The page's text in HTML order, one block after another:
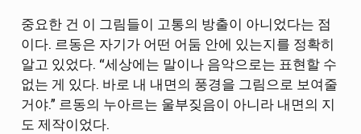
중요한 건 이 그림들이 고통의 방출이 아니었다는 점
이다. 르동은 자기가 어떤 어둠 안에 있는지를 정확히
알고 있었다. “세상에는 말이나 음악으로는 표현할 수
없는 게 있다. 바로 내 내면의 풍경을 그림으로 보여줄
거야.” 르동의 누아르는 울부짖음이 아니라 내면의 지
도 제작이었다.